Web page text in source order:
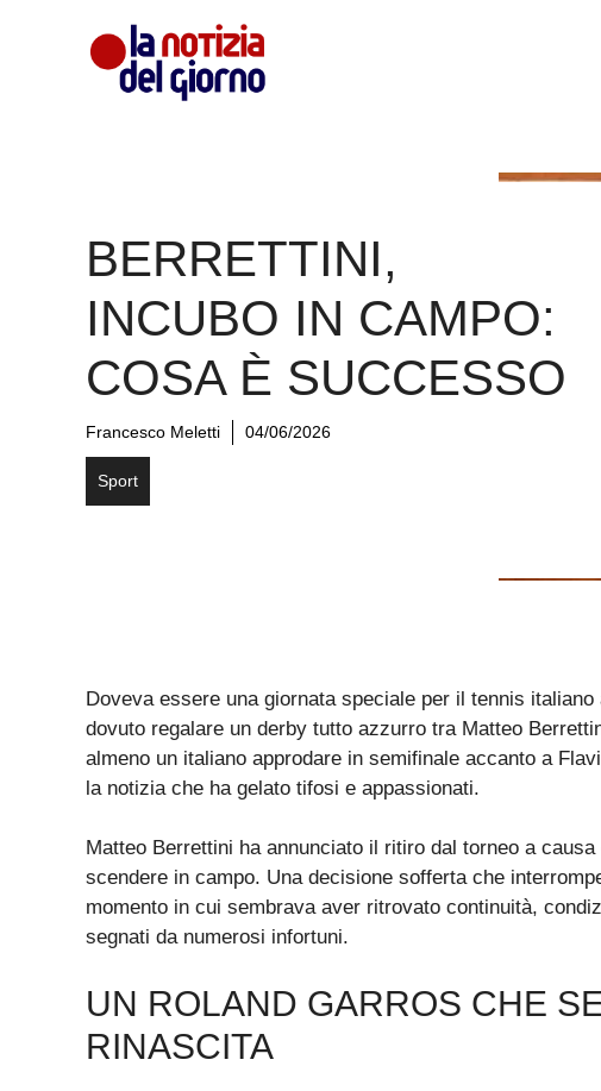
BERRETTINI,
INCUBO IN CAMPO:
COSA È SUCCESSO
Francesco Meletti 04/06/2026
Sport
Doveva essere una giornata speciale per il tennis
dovuto regalare un derby tutto azzurro tra Matteo
almeno un italiano approdare in semifinale accanto a
la notizia che ha gelato tifosi e appassionati.
Matteo Berrettini ha annunciato il ritiro dal torneo a
scendere in campo. Una decisione sofferta che
momento in cui sembrava aver ritrovato continuità,
segnati da numerosi infortuni.
UN ROLAND GARROS CHE
RINASCITA